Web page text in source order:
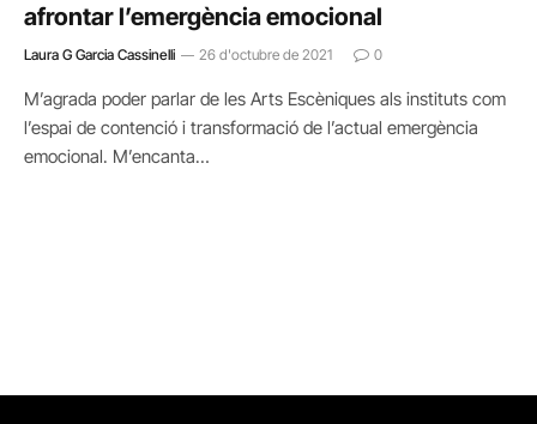
afrontar l’emergència emocional
Laura G Garcia Cassinelli 26 d'octubre de 2021 0
M’agrada poder parlar de les Arts Escèniques als instituts com
l’espai de contenció i transformació de l’actual emergència
emocional. M’encanta…